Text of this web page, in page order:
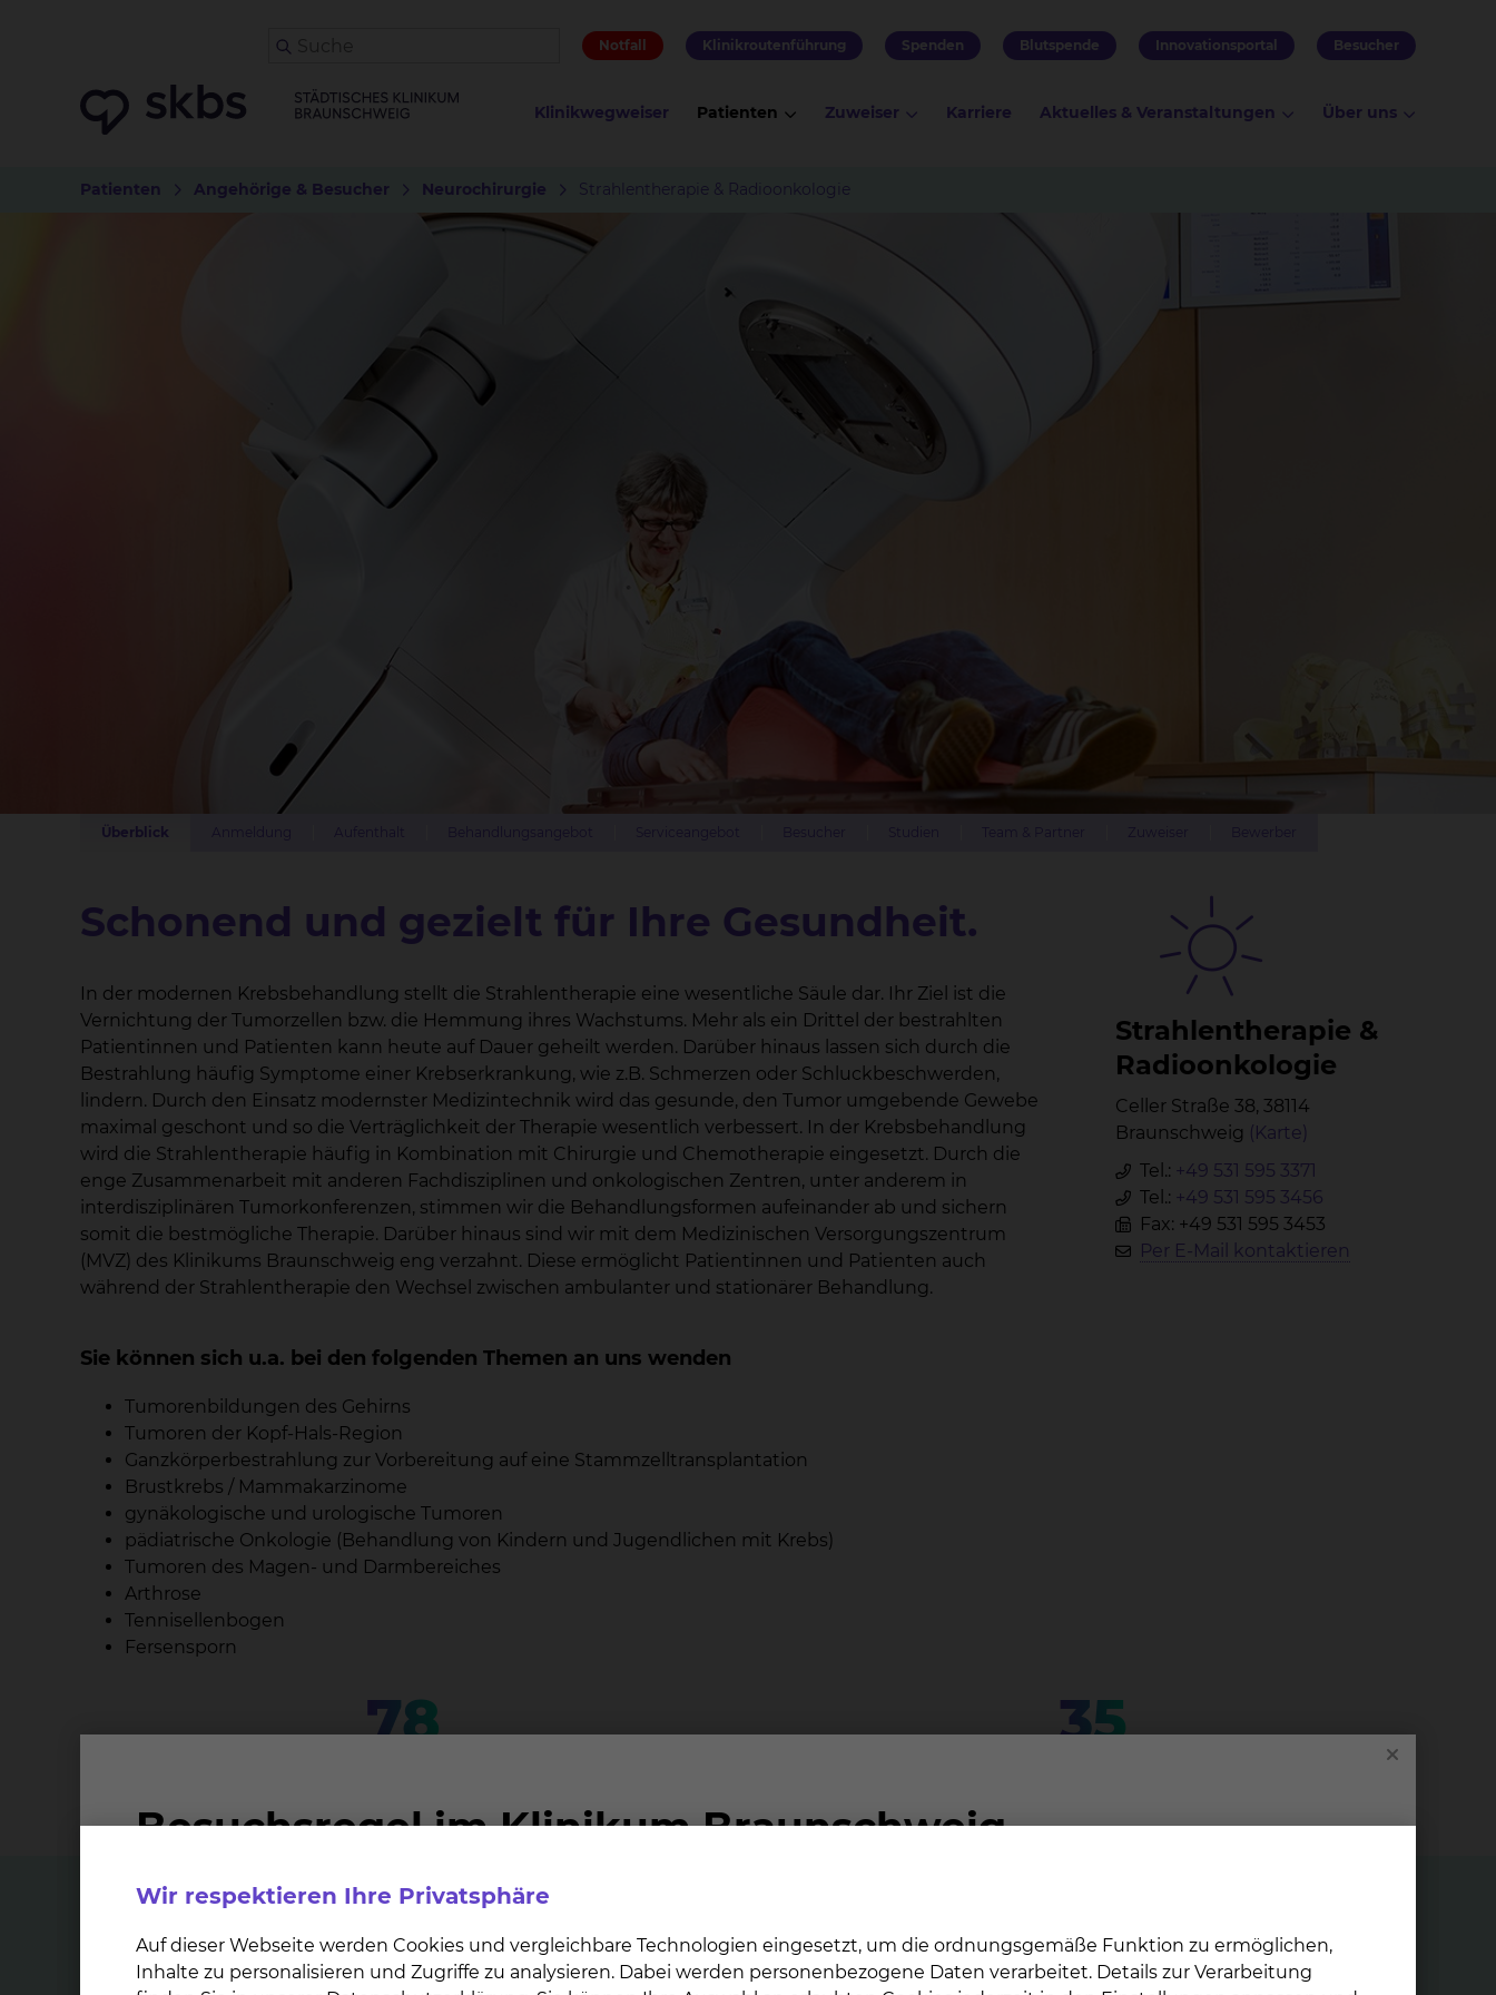
Notfall Klinikroutenführung Spenden Blutspende Innovationsportal Besucher
Klinikwegweiser Patienten Zuweiser Karriere Aktuelles & Veranstaltungen Über uns
Patienten Angehörige & Besucher Neurochirurgie Strahlentherapie & Radioonkologie
Überblick
Strah­len­the­ra­pie &
Ra­di­oon­ko­lo­gie
Celler Straße 38, 38114
Braunschweig (Karte)
Tel.: +49 531 595 3371
Tel.: +49 531 595 3456
Fax: +49 531 595 3453
Per E-Mail kontaktieren
Schonend und gezielt für Ihre Gesundheit.
In der modernen Krebsbehandlung stellt die Strahlentherapie eine wesentliche Säule dar. Ihr Ziel ist die
Vernichtung der Tumorzellen bzw. die Hemmung ihres Wachstums. Mehr als ein Drittel der bestrahlten
Patientinnen und Patienten kann heute auf Dauer geheilt werden. Darüber hinaus lassen sich durch die
Bestrahlung häufig Symptome einer Krebserkrankung, wie z.B. Schmerzen oder Schluckbeschwerden,
lindern. Durch den Einsatz modernster Medizintechnik wird das gesunde, den Tumor umgebende Gewebe
maximal geschont und so die Verträglichkeit der Therapie wesentlich verbessert. In der Krebsbehandlung
wird die Strahlentherapie häufig in Kombination mit Chirurgie und Chemotherapie eingesetzt. Durch die
enge Zusammenarbeit mit anderen Fachdisziplinen und onkologischen Zentren, unter anderem in
interdisziplinären Tumorkonferenzen, stimmen wir die Behandlungsformen aufeinander ab und sichern
somit die bestmögliche Therapie. Darüber hinaus sind wir mit dem Medizinischen Versorgungszentrum
(MVZ) des Klinikums Braunschweig eng verzahnt. Diese ermöglicht Patientinnen und Patienten auch
während der Strahlentherapie den Wechsel zwischen ambulanter und stationärer Behandlung.
Sie können sich u.a. bei den folgenden Themen an uns wenden
Tumorenbildungen des Gehirns
Tumoren der Kopf-Hals-Region
Ganzkörperbestrahlung zur Vorbereitung auf eine Stammzelltransplantation
Brustkrebs / Mammakarzinome
gynäkologische und urologische Tumoren
pädiatrische Onkologie (Behandlung von Kindern und Jugendlichen mit Krebs)
Tumoren des Magen- und Darmbereiches
Arthrose
Tennisellenbogen
Fersensporn
78 35
Top Themen
Wir respektieren Ihre Privatsphäre
Auf dieser Webseite werden Cookies und vergleichbare Technologien eingesetzt, um die ordnungsgemäße Funktion zu ermöglichen,
Inhalte zu personalisieren und Zugriffe zu analysieren. Dabei werden personenbezogene Daten verarbeitet. Details zur Verarbeitung